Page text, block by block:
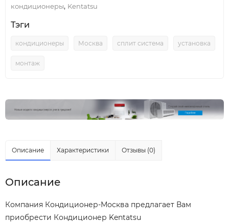
кондиционеры, Kentatsu
Тэги
кондиционеры Москва сплит система установка
монтаж
Описание Характеристики Отзывы (0)
Описание
Компания Кондиционер-Москва предлагает Вам
приобрести Кондиционер Kentatsu